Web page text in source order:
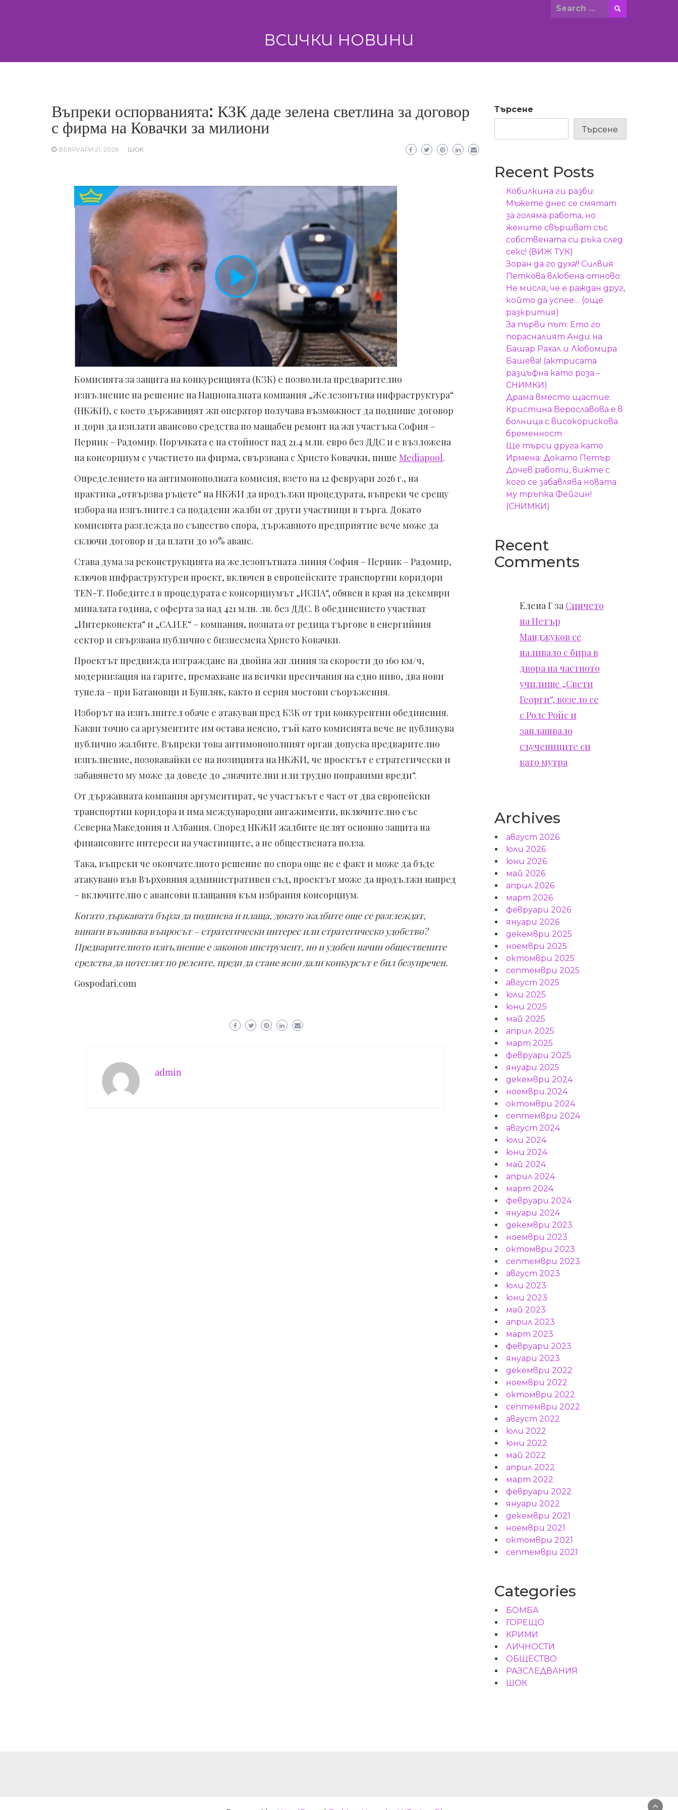
Search
ВСИЧКИ НОВИНИ
Въпреки оспорванията: КЗК даде зелена светлина за договор
с фирма на Ковачки за милиони
ФЕВРУАРИ 21, 2026 ШОК
Комисията за защита на конкуренцията (КЗК) е позволила предварително
изпълнение на решение на Националната компания „Железопътна инфраструктура“
(НКЖИ), с което държавният жп оператор получава възможност да подпише договор
и дори да изплати авансово средства по мащабен ремонт на жп участъка София –
Перник – Радомир. Поръчката е на стойност над 21.4 млн. евро без ДДС и е възложена
на консорциум с участието на фирма, свързвана с Христо Ковачки, пише Mediapool.
Определението на антимонополната комисия, взето на 12 февруари 2026 г., на
практика „отвързва ръцете“ на НКЖИ да продължи процедурата, въпреки че срещу
избора на изпълнител са подадени жалби от други участници в търга. Докато
комисията разглежда по същество спора, държавното предприятие вече може да
сключи договор и да плати до 10% аванс.
Става дума за реконструкцията на железопътната линия София – Перник – Радомир,
ключов инфраструктурен проект, включен в европейските транспортни коридори
TEN-T. Победител в процедурата е консорциумът „ИСПА“, обявен в края на декември
миналата година, с оферта за над 421 млн. лв. без ДДС. В обединението участват
„Интерконекта“ и „СА.И.Е“ – компания, позната от редица търгове в енергийния
сектор и свързвана публично с бизнесмена Христо Ковачки.
Проектът предвижда изграждане на двойна жп линия за скорости до 160 км/ч,
модернизация на гарите, премахване на всички пресичания на едно ниво, два нови
тунела – при Батановци и Бушляк, както и серия мостови съоръжения.
Изборът на изпълнител обаче е атакуван пред КЗК от три конкурентни обединения.
Какви точно са аргументите им остава неясно, тъй като комисията вече не публикува
публично жалбите. Въпреки това антимонополният орган допуска предварително
изпълнение, позовавайки се на позицията на НКЖИ, че проектът е стратегически и
забавянето му може да доведе до „значителни или трудно поправими вреди“.
От държавната компания аргументират, че участъкът е част от два европейски
транспортни коридора и има международни ангажименти, включително със
Северна Македония и Албания. Според НКЖИ жалбите целят основно защита на
финансовите интереси на участниците, а не обществената полза.
Така, въпреки че окончателното решение по спора още не е факт и може да бъде
атакувано във Върховния административен съд, проектът може да продължи напред
– включително с авансови плащания към избрания консорциум.
Когато държавата бърза да подписва и плаща, докато жалбите още се разглеждат,
винаги възниква въпросът – стратегически интерес или стратегическо удобство?
Предварителното изпълнение е законов инструмент, но и удобен начин обществените
средства да потеглят по релсите, преди да стане ясно дали конкурсът е бил безупречен.
Gospodari.com
admin
Търсене
Търсене
Recent Posts
Кобилкина ги разби:
Мъжете днес се смятат
за голяма работа, но
жените свършват със
собствената си ръка след
секс! (ВИЖ ТУК)
Зоран да го духа!! Силвия
Петкова влюбена отново:
Не мисля, че е раждан друг,
който да успее… (още
разкрития)
За първи път: Ето го
порасналият Анди на
Башар Рахал и Любомира
Башева! (актрисата
разцъфна като роза –
СНИМКИ)
Драма вместо щастие:
Кристина Верославова е в
болница с високорискова
бременност
Ще търси друга като
Ирмена: Докато Петър
Дочев работи, вижте с
кого се забавлява новата
му тръпка Фейгин!
(СНИМКИ)
Recent
Comments
Елена Гза Синчето
на Петър
Манджуков се
наливало с бира в
двора на частното
училище „Свети
Георги“, возело се
с Ролс Ройс и
заплашвало
съучениците си
като мутра
Archives
август 2026
юли 2026
юни 2026
май 2026
април 2026
март 2026
февруари 2026
януари 2026
декември 2025
ноември 2025
октомври 2025
септември 2025
август 2025
юли 2025
юни 2025
май 2025
април 2025
март 2025
февруари 2025
януари 2025
декември 2024
ноември 2024
октомври 2024
септември 2024
август 2024
юли 2024
юни 2024
май 2024
април 2024
март 2024
февруари 2024
януари 2024
декември 2023
ноември 2023
октомври 2023
септември 2023
август 2023
юли 2023
юни 2023
май 2023
април 2023
март 2023
февруари 2023
януари 2023
декември 2022
ноември 2022
октомври 2022
септември 2022
август 2022
юли 2022
юни 2022
май 2022
април 2022
март 2022
февруари 2022
януари 2022
декември 2021
ноември 2021
октомври 2021
септември 2021
Categories
БОМБА
ГОРЕЩО
КРИМИ
ЛИЧНОСТИ
ОБЩЕСТВО
РАЗСЛЕДВАНИЯ
ШОК